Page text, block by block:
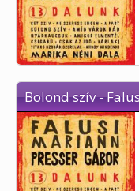
Bolond szív -